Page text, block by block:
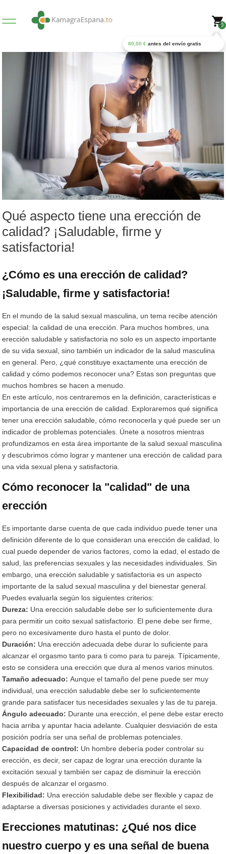
0
80,00 € antes del envío gratis
Qué aspecto tiene una erección de
calidad? ¡Saludable, firme y
satisfactoria!
¿Cómo es una erección de calidad?
¡Saludable, firme y satisfactoria!
En el mundo de la salud sexual masculina, un tema recibe atención
especial: la calidad de una erección. Para muchos hombres, una
erección saludable y satisfactoria no solo es un aspecto importante
de su vida sexual, sino también un indicador de la salud masculina
en general. Pero, ¿qué constituye exactamente una erección de
calidad y cómo podemos reconocer una? Estas son preguntas que
muchos hombres se hacen a menudo.
En este artículo, nos centraremos en la definición, características e
importancia de una erección de calidad. Exploraremos qué significa
tener una erección saludable, cómo reconocerla y qué puede ser un
indicador de problemas potenciales. Únete a nosotros mientras
profundizamos en esta área importante de la salud sexual masculina
y descubrimos cómo lograr y mantener una erección de calidad para
una vida sexual plena y satisfactoria.
Cómo reconocer la "calidad" de una
erección
Es importante darse cuenta de que cada individuo puede tener una
definición diferente de lo que consideran una erección de calidad, lo
cual puede depender de varios factores, como la edad, el estado de
salud, las preferencias sexuales y las necesidades individuales. Sin
embargo, una erección saludable y satisfactoria es un aspecto
importante de la salud sexual masculina y del bienestar general.
Puedes evaluarla según los siguientes criterios:
Dureza: Una erección saludable debe ser lo suficientemente dura
para permitir un coito sexual satisfactorio. El pene debe ser firme,
pero no excesivamente duro hasta el punto de dolor.
Duración: Una erección adecuada debe durar lo suficiente para
alcanzar el orgasmo tanto para ti como para tu pareja. Típicamente,
esto se considera una erección que dura al menos varios minutos.
Tamaño adecuado:Aunque el tamaño del pene puede ser muy
individual, una erección saludable debe ser lo suficientemente
grande para satisfacer tus necesidades sexuales y las de tu pareja.
Ángulo adecuado: Durante una erección, el pene debe estar erecto
hacia arriba y apuntar hacia adelante. Cualquier desviación de esta
posición podría ser una señal de problemas potenciales.
Capacidad de control: Un hombre debería poder controlar su
erección, es decir, ser capaz de lograr una erección durante la
excitación sexual y también ser capaz de disminuir la erección
después de alcanzar el orgasmo.
Flexibilidad: Una erección saludable debe ser flexible y capaz de
adaptarse a diversas posiciones y actividades durante el sexo.
Erecciones matutinas: ¿Qué nos dice
nuestro cuerpo y es una señal de buena